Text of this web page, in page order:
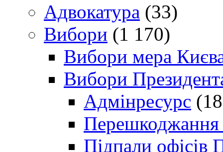
Адвокатура (33)
Вибори (1 170)
Вибори мера
Вибори
Адмінресурс
Перешкоджання
Підпали офісів